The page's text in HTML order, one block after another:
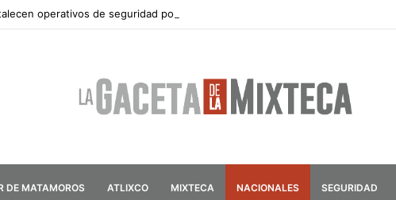
operativos de seguridad por vacaciones de verano en Atlixco
DE MATAMOROS ATLIXCO MIXTECA NACIONALES SEGURIDAD